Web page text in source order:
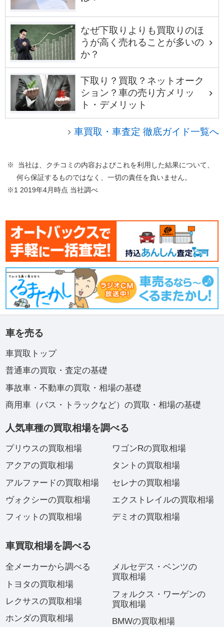
なぜ下取りよりも買取りのほ
うが高く売れることが多いの
か？
下取り？買取？ネットオーク
ション？車の売り方メリッ
ト・デメリット
車買取・車査定 徹底ガイド一覧へ
※ 当社は、クチコミの内容およびこれを利用した結果について、
何ら保証するものではなく、一切の責任を負いません。
※1 2019年4月時点 当社調べ
車を売る
車買取トップ
普通車の買取・査定の基礎
事故車・不動車の買取・相場の基礎
商用車（バス・トラックなど）の買取・相場の基礎
人気車種の買取相場を調べる
プリウスの買取相場
アクアの買取相場
アルファードの買取相場
ヴォクシーの買取相場
フィットの買取相場
ワゴンRの買取相場
タントの買取相場
セレナの買取相場
エクストレイルの買取相場
デミオの買取相場
車買取相場を調べる
全メーカーから調べる
トヨタの買取相場
レクサスの買取相場
ホンダの買取相場
メルセデス・ベンツの
買取相場
フォルクス・ワーゲンの
買取相場
BMWの買取相場